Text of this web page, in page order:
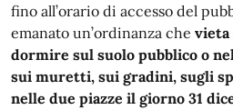
fino all’orario di accesso del
emanato un’ordinanza che vieta
dormire sul suolo pubblico o
sui muretti, sui gradini, sugli
nelle due piazze il giorno 31